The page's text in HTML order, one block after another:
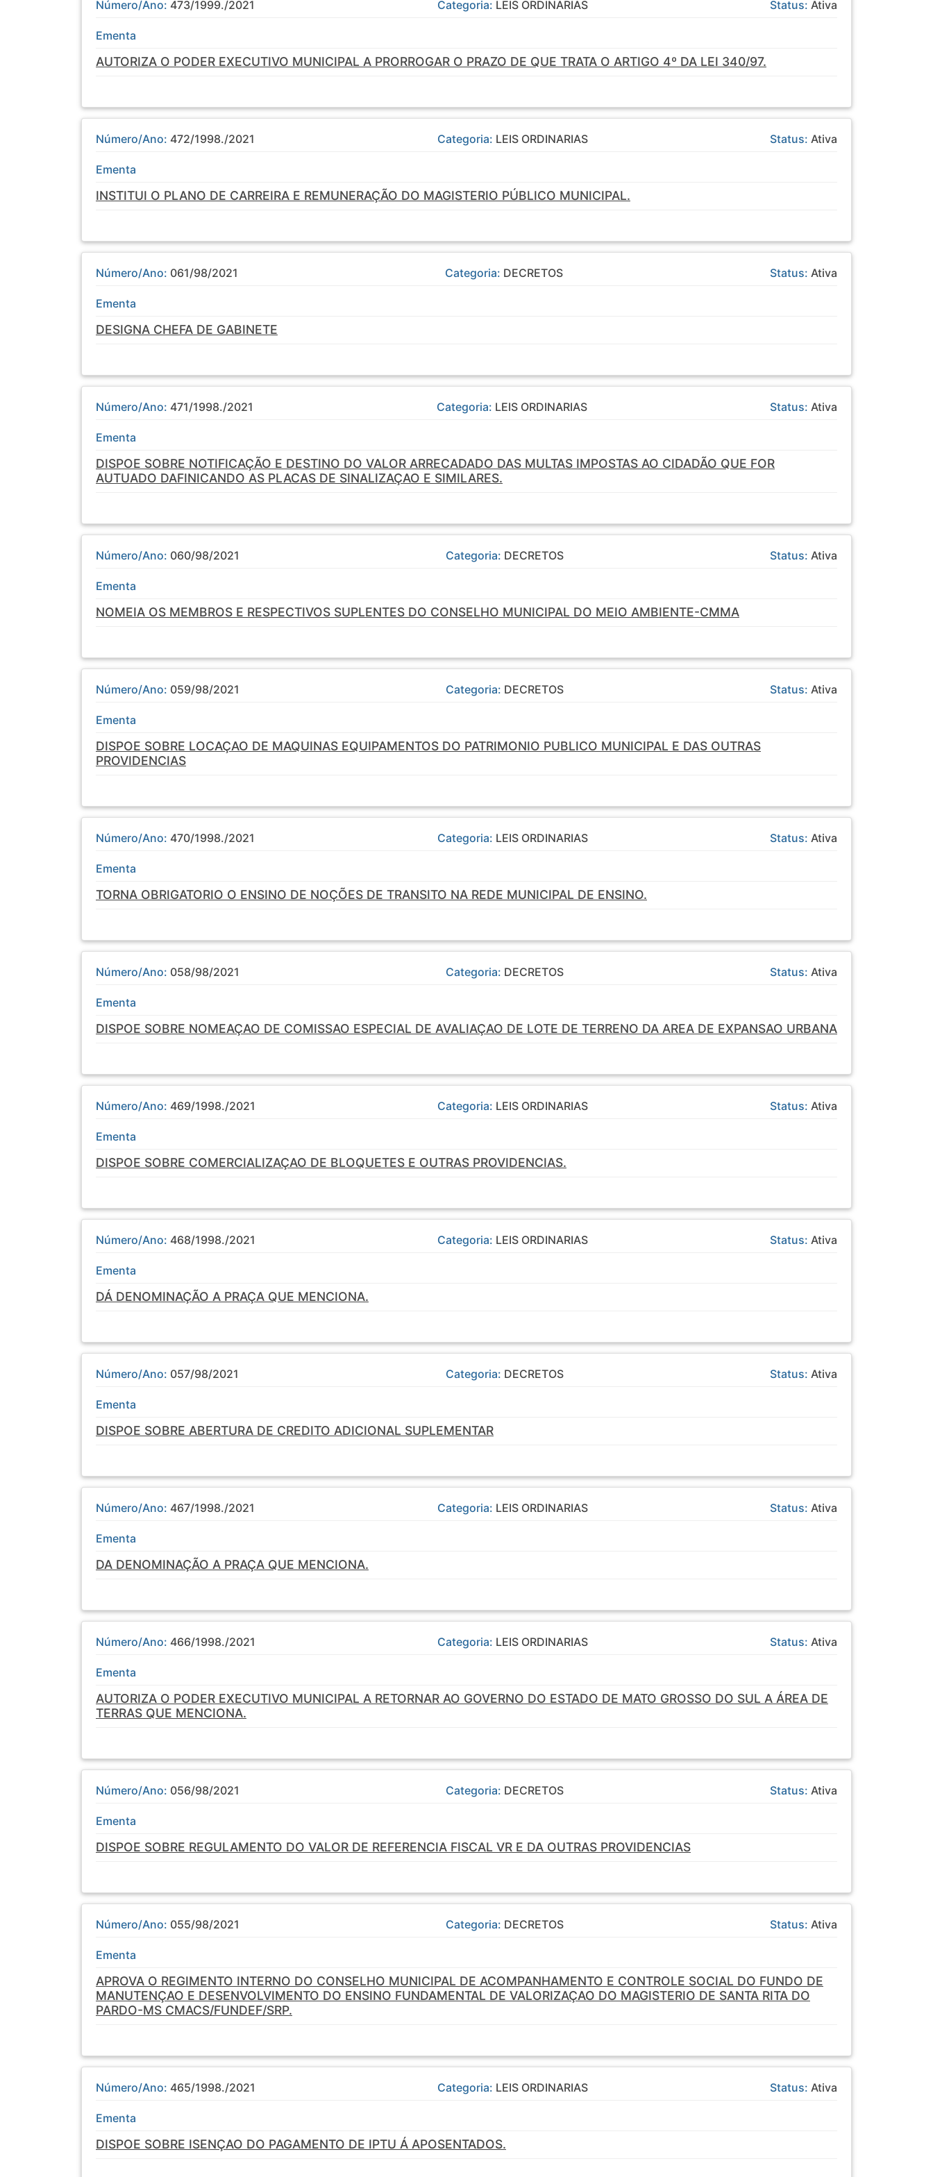
Número/Ano: 473/1999./2021 Categoria: LEIS ORDINARIAS Status: Ativa
Ementa
AUTORIZA O PODER EXECUTIVO MUNICIPAL A PRORROGAR O PRAZO DE QUE TRATA O ARTIGO 4º DA LEI 340/97.
Número/Ano: 472/1998./2021 Categoria: LEIS ORDINARIAS Status: Ativa
Ementa
INSTITUI O PLANO DE CARREIRA E REMUNERAÇÃO DO MAGISTERIO PÚBLICO MUNICIPAL.
Número/Ano: 061/98/2021 Categoria: DECRETOS Status: Ativa
Ementa
DESIGNA CHEFA DE GABINETE
Número/Ano: 471/1998./2021 Categoria: LEIS ORDINARIAS Status: Ativa
Ementa
DISPOE SOBRE NOTIFICAÇÃO E DESTINO DO VALOR ARRECADADO DAS MULTAS IMPOSTAS AO CIDADÃO QUE FOR
AUTUADO DAFINICANDO AS PLACAS DE SINALIZAÇAO E SIMILARES.
Número/Ano: 060/98/2021 Categoria: DECRETOS Status: Ativa
Ementa
NOMEIA OS MEMBROS E RESPECTIVOS SUPLENTES DO CONSELHO MUNICIPAL DO MEIO AMBIENTE-CMMA
Número/Ano: 059/98/2021 Categoria: DECRETOS Status: Ativa
Ementa
DISPOE SOBRE LOCAÇAO DE MAQUINAS EQUIPAMENTOS DO PATRIMONIO PUBLICO MUNICIPAL E DAS OUTRAS
PROVIDENCIAS
Número/Ano: 470/1998./2021 Categoria: LEIS ORDINARIAS Status: Ativa
Ementa
TORNA OBRIGATORIO O ENSINO DE NOÇÕES DE TRANSITO NA REDE MUNICIPAL DE ENSINO.
Número/Ano: 058/98/2021 Categoria: DECRETOS Status: Ativa
Ementa
DISPOE SOBRE NOMEAÇAO DE COMISSAO ESPECIAL DE AVALIAÇAO DE LOTE DE TERRENO DA AREA DE EXPANSAO URBANA
Número/Ano: 469/1998./2021 Categoria: LEIS ORDINARIAS Status: Ativa
Ementa
DISPOE SOBRE COMERCIALIZAÇAO DE BLOQUETES E OUTRAS PROVIDENCIAS.
Número/Ano: 468/1998./2021 Categoria: LEIS ORDINARIAS Status: Ativa
Ementa
DÁ DENOMINAÇÃO A PRAÇA QUE MENCIONA.
Número/Ano: 057/98/2021 Categoria: DECRETOS Status: Ativa
Ementa
DISPOE SOBRE ABERTURA DE CREDITO ADICIONAL SUPLEMENTAR
Número/Ano: 467/1998./2021 Categoria: LEIS ORDINARIAS Status: Ativa
Ementa
DA DENOMINAÇÃO A PRAÇA QUE MENCIONA.
Número/Ano: 466/1998./2021 Categoria: LEIS ORDINARIAS Status: Ativa
Ementa
AUTORIZA O PODER EXECUTIVO MUNICIPAL A RETORNAR AO GOVERNO DO ESTADO DE MATO GROSSO DO SUL A ÁREA DE
TERRAS QUE MENCIONA.
Número/Ano: 056/98/2021 Categoria: DECRETOS Status: Ativa
Ementa
DISPOE SOBRE REGULAMENTO DO VALOR DE REFERENCIA FISCAL VR E DA OUTRAS PROVIDENCIAS
Número/Ano: 055/98/2021 Categoria: DECRETOS Status: Ativa
Ementa
APROVA O REGIMENTO INTERNO DO CONSELHO MUNICIPAL DE ACOMPANHAMENTO E CONTROLE SOCIAL DO FUNDO DE
MANUTENÇAO E DESENVOLVIMENTO DO ENSINO FUNDAMENTAL DE VALORIZAÇAO DO MAGISTERIO DE SANTA RITA DO
PARDO-MS CMACS/FUNDEF/SRP.
Número/Ano: 465/1998./2021 Categoria: LEIS ORDINARIAS Status: Ativa
Ementa
DISPOE SOBRE ISENÇAO DO PAGAMENTO DE IPTU Á APOSENTADOS.